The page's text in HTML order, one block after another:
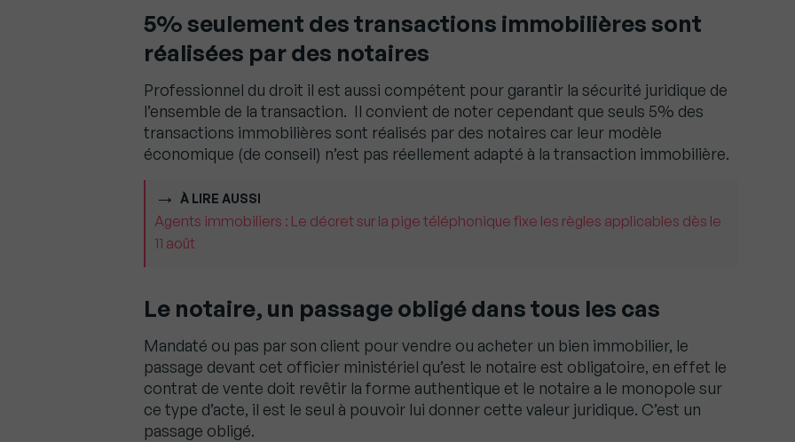
5% seulement des transactions immobilières sont
réalisées par des notaires
Professionnel du droit il est aussi compétent pour garantir la sécurité juridique de
l’ensemble de la transaction. Il convient de noter cependant que seuls 5% des
transactions immobilières sont réalisés par des notaires car leur modèle
économique (de conseil) n’est pas réellement adapté à la transaction immobilière.
À LIRE AUSSI
Agents immobiliers : Le décret sur la pige téléphonique fixe les règles applicables dès le
11 août
Le notaire, un passage obligé dans tous les cas
Mandaté ou pas par son client pour vendre ou acheter un bien immobilier, le
passage devant cet officier ministériel qu’est le notaire est obligatoire, en effet le
contrat de vente doit revêtir la forme authentique et le notaire a le monopole sur
ce type d’acte, il est le seul à pouvoir lui donner cette valeur juridique. C’est un
passage obligé.